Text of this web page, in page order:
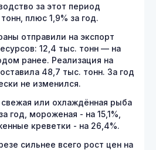
за этот период
плюс 1,9% за год.
отправили на экспорт
12,4 тыс. тонн — на
ранее. Реализация на
48,7 тыс. тонн. За год
не изменился.
или охлаждённая рыба
год, мороженая - на 15,1%,
креветки - на 26,4%.
сильнее всего рост цен на